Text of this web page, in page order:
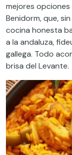
mejores
Benidorm, que,
cocina honesta
a la andaluza,
gallega. Todo
brisa del Levante.